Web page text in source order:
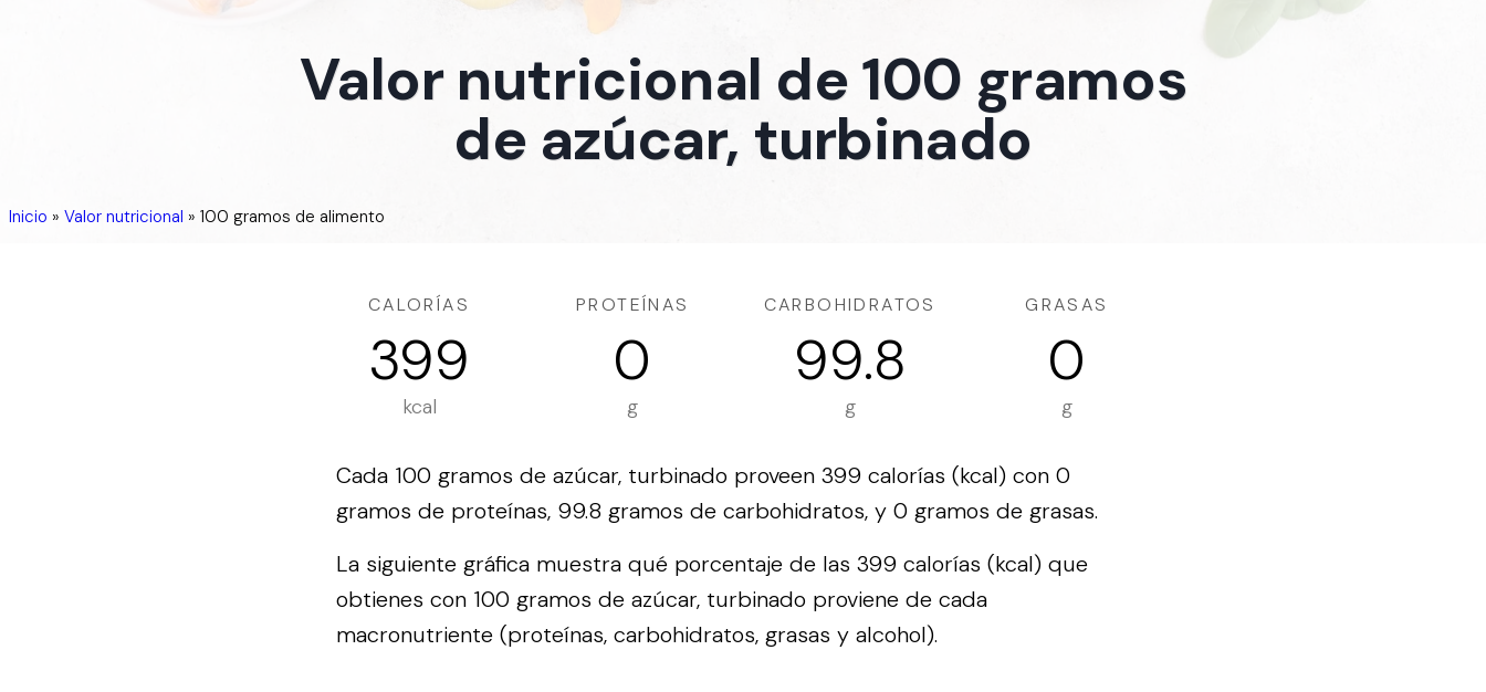
Valor nutricional de 100 gramos
de azúcar, turbinado
Inicio » Valor nutricional » 100 gramos de alimento
CALORÍAS
399
kcal
PROTEÍNAS
0
g
CARBOHIDRATOS
99.8
g
GRASAS
0
g
Cada 100 gramos de azúcar, turbinado proveen 399 calorías (kcal) con 0
gramos de proteínas, 99.8 gramos de carbohidratos, y 0 gramos de grasas.
La siguiente gráfica muestra qué porcentaje de las 399 calorías (kcal) que
obtienes con 100 gramos de azúcar, turbinado proviene de cada
macronutriente (proteínas, carbohidratos, grasas y alcohol).